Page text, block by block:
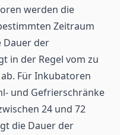
werden die
Zeitraum
Dauer der
in der Regel vom zu
Für Inkubatoren
und Gefrierschränke
24 und 72
die Dauer der